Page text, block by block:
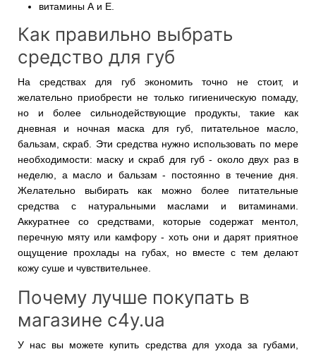
витамины А и Е.
Как правильно выбрать
средство для губ
На средствах для губ экономить точно не стоит, и
желательно приобрести не только гигиеническую помаду,
но и более сильнодействующие продукты, такие как
дневная и ночная маска для губ, питательное масло,
бальзам, скраб. Эти средства нужно использовать по мере
необходимости: маску и скраб для губ - около двух раз в
неделю, а масло и бальзам - постоянно в течение дня.
Желательно выбирать как можно более питательные
средства с натуральными маслами и витаминами.
Аккуратнее со средствами, которые содержат ментол,
перечную мяту или камфору - хоть они и дарят приятное
ощущение прохлады на губах, но вместе с тем делают
кожу суше и чувствительнее.
Почему лучше покупать в
магазине c4y.ua
У нас вы можете купить средства для ухода за губами,